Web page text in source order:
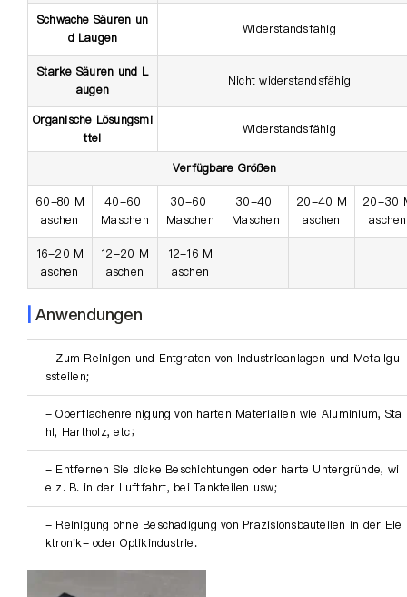
Schwache Säuren un
d Laugen
Widerstandsfähig
Starke Säuren und L
augen
Nicht widerstandsfähig
Organische Lösungsmi
ttel
Widerstandsfähig
Verfügbare Größen
60-80 M
aschen
40-60
Maschen
30-60
Maschen
30-40
Maschen
20-40 M
aschen
20-30
aschen
16-20 M
aschen
12-20 M
aschen
12-16 M
aschen
|Anwendungen
- Zum Reinigen und Entgraten von Industrieanlagen und Metallgu
ssteilen;
- Oberflächenreinigung von harten Materialien wie Aluminium, Sta
hl, Hartholz, etc；
- Entfernen Sie dicke Beschichtungen oder harte Untergründe, wi
e z. B. in der Luftfahrt, bei Tankteilen usw;
- Reinigung ohne Beschädigung von Präzisionsbauteilen in der Ele
ktronik- oder Optikindustrie.